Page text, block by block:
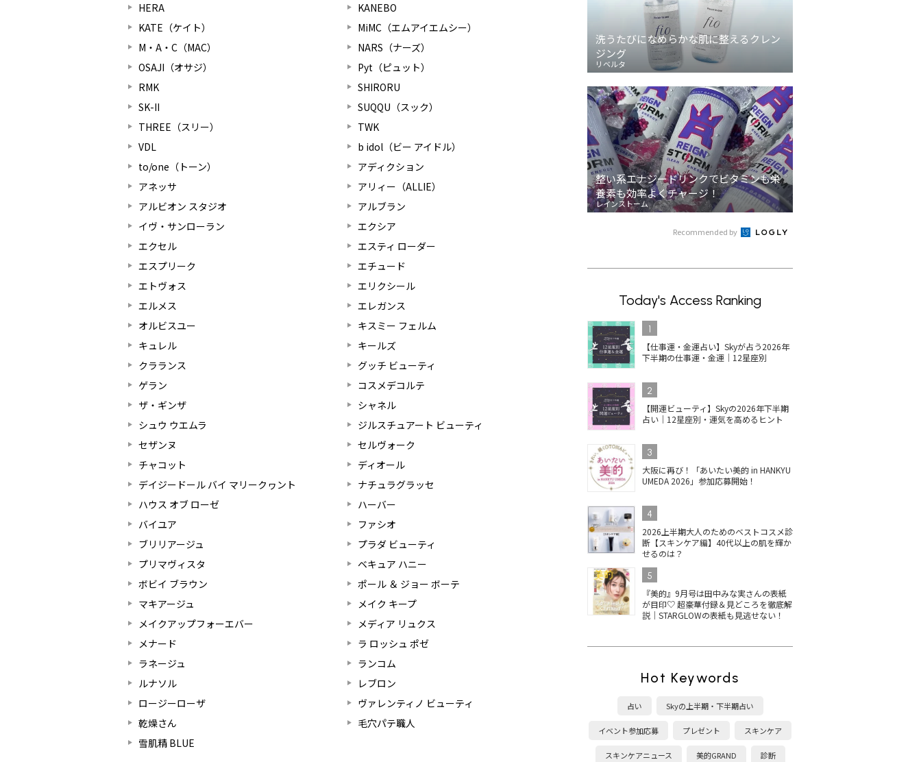
HERA
KANEBO
KATE（ケイト）
MiMC（エムアイエムシー）
M・A・C（MAC）
NARS（ナーズ）
OSAJI（オサジ）
Pyt（ピュット）
RMK
SHIRORU
SK-II
SUQQU（スック）
THREE（スリー）
TWK
VDL
b idol（ビー アイドル）
to/one（トーン）
アディクション
アネッサ
アリィー（ALLIE）
アルビオン スタジオ
アルブラン
イヴ・サンローラン
エクシア
エクセル
エスティ ローダー
エスプリーク
エチュード
エトヴォス
エリクシール
エルメス
エレガンス
オルビスユー
キスミー フェルム
キュレル
キールズ
クラランス
グッチ ビューティ
ゲラン
コスメデコルテ
ザ・ギンザ
シャネル
シュウ ウエムラ
ジルスチュアート ビューティ
セザンヌ
セルヴォーク
チャコット
ディオール
デイジードール バイ マリークヮント
ナチュラグラッセ
ハウス オブ ローゼ
ハーバー
バイユア
ファシオ
ブリリアージュ
プラダ ビューティ
プリマヴィスタ
ベキュア ハニー
ボビイ ブラウン
ポール ＆ ジョー ボーテ
マキアージュ
メイク キープ
メイクアップフォーエバー
メディア リュクス
メナード
ラ ロッシュ ポゼ
ラネージュ
ランコム
ルナソル
レブロン
ロージーローザ
ヴァレンティノ ビューティ
乾燥さん
毛穴パテ職人
雪肌精 BLUE
洗うたびになめらかな肌に整えるクレン
ジング
リベルタ
整い系エナジードリンクでビタミンも栄
養素も効率よくチャージ！
レインストーム
Recommended by
Today's Access Ranking
1
【仕事運・金運占い】Skyが占う2026年
下半期の仕事運・金運｜12星座別
2
【開運ビューティ】Skyの2026年下半期
占い｜12星座別・運気を高めるヒント
3
大阪に再び！「あいたい美的 in HANKYU
UMEDA 2026」参加応募開始！
4
2026上半期大人のためのベストコスメ診
断【スキンケア編】40代以上の肌を輝か
せるのは？
5
『美的』9月号は田中みな実さんの表紙
が目印♡ 超豪華付録＆見どころを徹底解
説｜STARGLOWの表紙も見逃せない！
Hot Keywords
占い Skyの上半期・下半期占い
イベント参加応募 プレゼント スキンケア
スキンケアニュース 美的GRAND 診断